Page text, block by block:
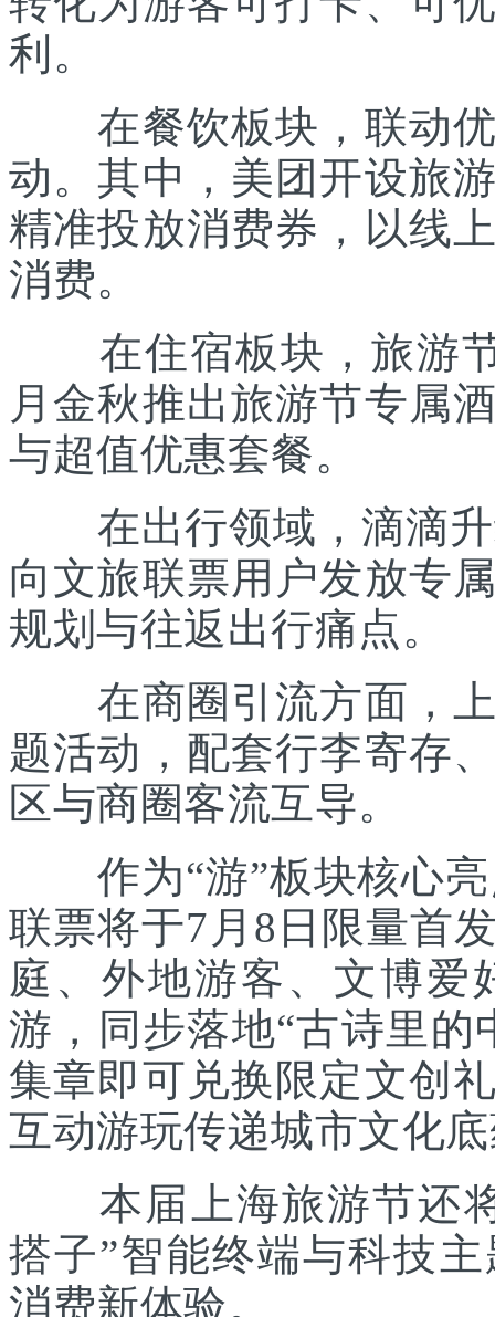
利。
在餐饮板块，联动优
动。其中，美团开设旅
精准投放消费券，以线
消费。
在住宿板块，旅游节
月金秋推出旅游节专属
与超值优惠套餐。
在出行领域，滴滴升
向文旅联票用户发放专
规划与往返出行痛点。
在商圈引流方面，上
题活动，配套行李寄存
区与商圈客流互导。
作为“游”板块核心亮
联票将于7月8日限量首
庭、外地游客、文博爱
游，同步落地“古诗里
集章即可兑换限定文创
互动游玩传递城市文化
本届上海旅游节还将
搭子”智能终端与科技
消费新体验。